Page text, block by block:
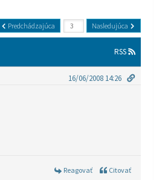
Predchádzajúca Nasledujúca
RSS
16/06/2008 14:26
Reagovať Citovať